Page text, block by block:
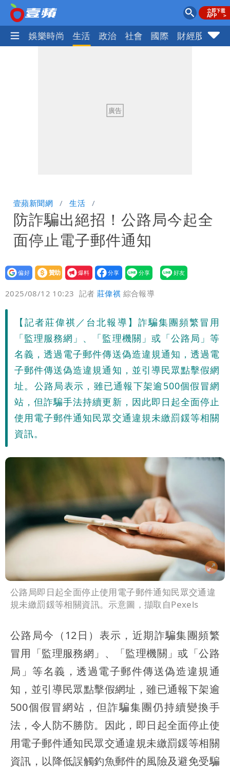
熱門 娛樂時尚 生活 政治 社會 國際 財經股市
壹蘋新聞網 生活
防詐騙出絕招！公路局今起全
面停止電子郵件通知
設為
贊助
我要
爆料
2025/08/12 10:23 記者莊偉祺 綜合報導
【記者莊偉祺／台北報導】詐騙集團頻繁冒用
「監理服務網」、「監理機關」或「公路局」等
名義，透過電子郵件傳送偽造違規通知，透過電
子郵件傳送偽造違規通知，並引導民眾點擊假網
址。公路局表示，雖已通報下架逾500個假冒網
站，但詐騙手法持續更新，因此即日起全面停止
使用電子郵件通知民眾交通違規未繳罰鍰等相關
資訊。
公路局即日起全面停止使用電子郵件通知民眾交通違
規未繳罰鍰等相關資訊。示意圖，擷取自Pexels
公路局今（12日）表示，近期詐騙集團頻繁
冒用「監理服務網」、「監理機關」或「公路
局」等名義，透過電子郵件傳送偽造違規通
知，並引導民眾點擊假網址，雖已通報下架逾
500個假冒網站，但詐騙集團仍持續變換手
法，令人防不勝防。因此，即日起全面停止使
用電子郵件通知民眾交通違規未繳罰鍰等相關
資訊，以降低誤觸釣魚郵件的風險及避免受騙